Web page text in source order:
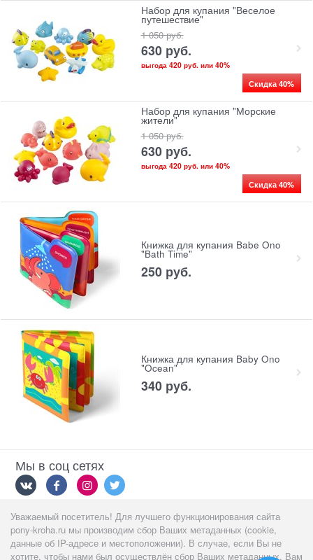
Набор для купания "Веселое
путешествие"
1 050 руб.
630 руб.
выгода 420 руб.или 40%
Скидка 40%
Набор для купания "Морские
жители"
1 050 руб.
630 руб.
выгода 420 руб.или 40%
Скидка 40%
Книжка для купания Babe Ono
"Bath Time"
250 руб.
Книжка для купания Baby Ono
"Ocean"
340 руб.
Мы в соц сетях
Мы принимаем
Уважаемый посетитель! Для лучшего функционирования сайта
pony-kroha.ru мы производим сбор Ваших метаданных (cookie,
данные об IP-адресе и местоположении). В случае, если Вы не
хотите, чтобы нами был осуществлён сбор Ваших метаданных, Вам